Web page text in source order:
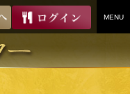
MENU